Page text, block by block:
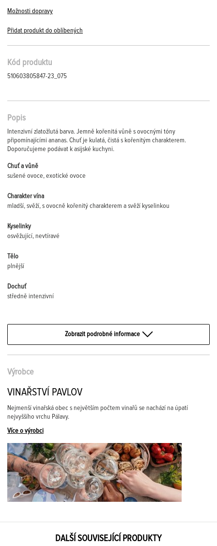
Možnosti dopravy
Přidat produkt do oblíbených
Kód produktu
510603805847-23_075
Popis
Intenzivní zlatožlutá barva. Jemně kořenitá vůně s ovocnými tóny
připomínajícími ananas. Chuť je kulatá, čistá s kořenitým charakterem.
Doporučujeme podávat k asijské kuchyni.
Chuť a vůně
sušené ovoce, exotické ovoce
Charakter vína
mladší, svěží, s ovocně kořenitý charakterem a svěží kyselinkou
Kyselinky
osvěžující, nevtíravé
Tělo
plnější
Dochuť
středně intenzivní
Zobrazit podrobné informace
Výrobce
VINAŘSTVÍ PAVLOV
Nejmenší vinařská obec s největším počtem vinařů se nachází na úpatí
nejvyššího vrchu Pálavy.
Více o výrobci
DALŠÍ SOUVISEJÍCÍ PRODUKTY